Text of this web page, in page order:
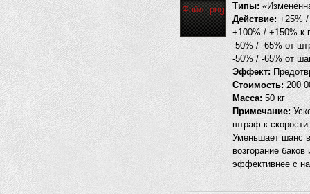
Файл:.png Типы:
Действие: +25% /
+100% / +150% к
-50% / -65% от
-50% / -65% от
Эффект:
Стоимость:200
Масса: 50 кг
Примечание:
штраф к
Уменьшает шанс
возгорание
эффективнее с